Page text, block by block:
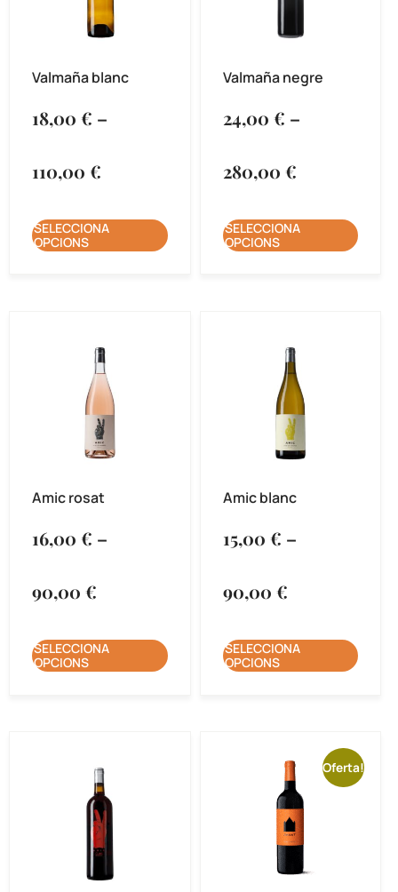
Valmaña blanc
18,00 € –
110,00 €
SELECCIONA
OPCIONS
Valmaña negre
24,00 € –
280,00 €
SELECCIONA
OPCIONS
Amic rosat
16,00 € –
90,00 €
SELECCIONA
OPCIONS
Amic blanc
15,00 € –
90,00 €
SELECCIONA
OPCIONS
Oferta!